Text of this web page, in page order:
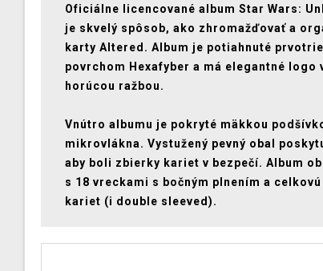
Oficiálne licencované album Star Wars:
je skvelý spôsob, ako zhromažďovať a
karty Altered. Album je potiahnuté
povrchom Hexafyber a má elegantné logo
horúcou ražbou.
Vnútro albumu je pokryté mäkkou
mikrovlákna. Vystužený pevný obal
aby boli zbierky kariet v bezpečí. Album
s 18 vreckami s bočným plnením a
kariet (i double sleeved).